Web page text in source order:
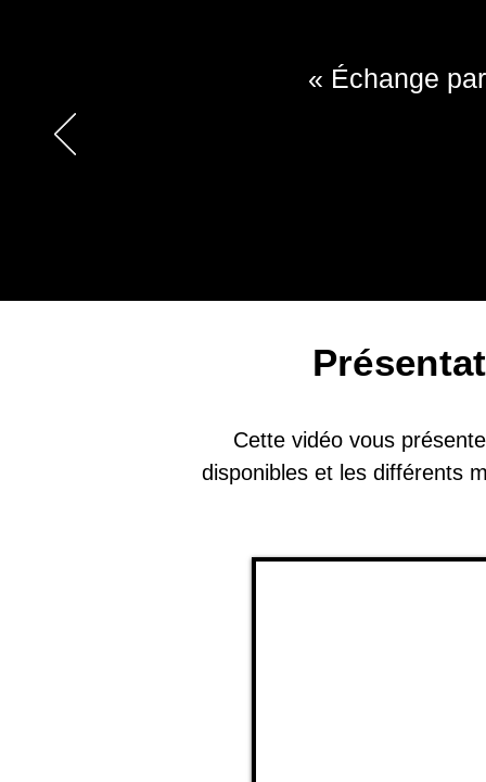
« Échange
Cette vidéo vous
disponibles et les différents